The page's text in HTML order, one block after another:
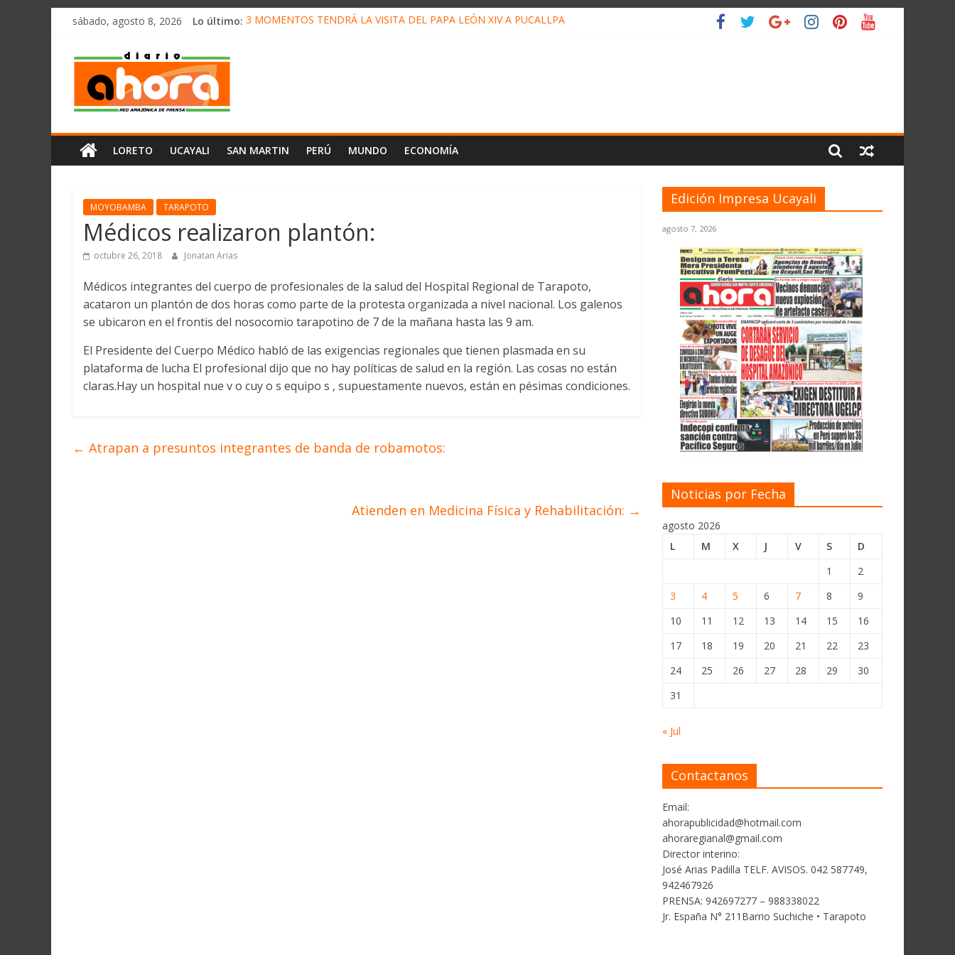
олимп казино
Saltarsábado, agosto 8, 2026 Lo último: 3 MOMENTOS TENDRÁ LA VISITA DEL PAPA LEÓN XIV A PUCALLPA
Diario
Ahora
Cadena
Amazónica
de
Noticias
del
Perú,
Mundo
Ucayali,
San
Martín
Loreto
LORETO UCAYALI SAN MARTIN PERÚ MUNDO ECONOMÍA
MOYOBAMBA TARAPOTO
Médicos realizaron plantón:
octubre 26, 2018 Jonatan Arias
Médicos integrantes del cuerpo de profesionales de la salud del Hospital Regional de Tarapoto,
acataron un plantón de dos horas como parte de la protesta organizada a nivel nacional. Los galenos
se ubicaron en el frontis del nosocomio tarapotino de 7 de la mañana hasta las 9 am.
El Presidente del Cuerpo Médico habló de las exigencias regionales que tienen plasmada en su
plataforma de lucha El profesional dijo que no hay políticas de salud en la región. Las cosas no están
claras.Hay un hospital nue v o cuy o s equipo s , supuestamente nuevos, están en pésimas condiciones.
← Atrapan a presuntos integrantes de banda de robamotos:
Atienden en Medicina Física y Rehabilitación: →
Edición Impresa Ucayali
agosto 7, 2026
Noticias por Fecha
agosto 2026
L
M X J V S
D
1
2
3
4 5 6 7 8
9
10
11 12 13 14 15
16
17
18 19 20 21 22
23
24
25 26 27 28 29
30
31
« Jul
Contactanos
Email:
ahorapublicidad@hotmail.com
ahoraregianal@gmail.com
Director interino:
José Arias Padilla TELF. AVISOS. 042 587749,
942467926
PRENSA: 942697277 – 988338022
Jr. España N° 211Barrio Suchiche • Tarapoto